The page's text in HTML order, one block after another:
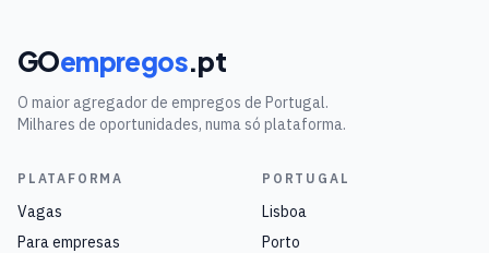
GOempregos.pt
O maior agregador de empregos de Portugal.
Milhares de oportunidades, numa só plataforma.
PLATAFORMA
Vagas
Para empresas
PORTUGAL
Lisboa
Porto